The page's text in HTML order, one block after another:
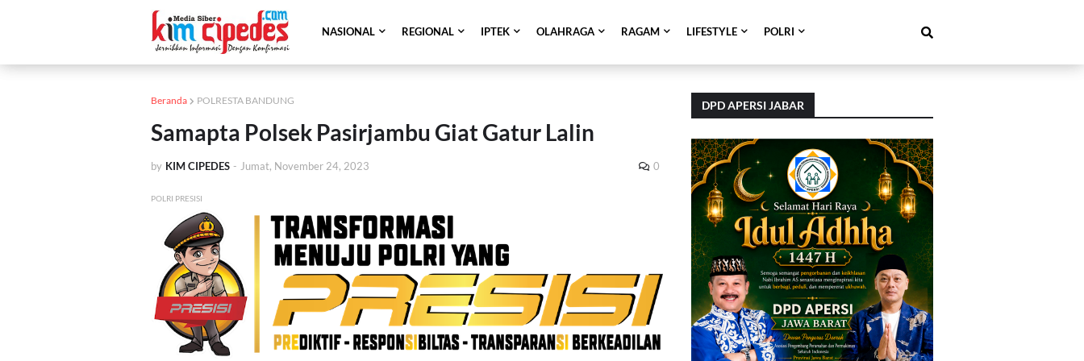
NASIONAL REGIONAL IPTEK OLAHRAGA RAGAM LIFESTYLE POLRI
Beranda POLRESTA BANDUNG
Samapta Polsek Pasirjambu Giat Gatur Lalin
by KIM CIPEDES - Jumat, November 24, 2023 0
POLRI PRESISI
DPD APERSI JABAR